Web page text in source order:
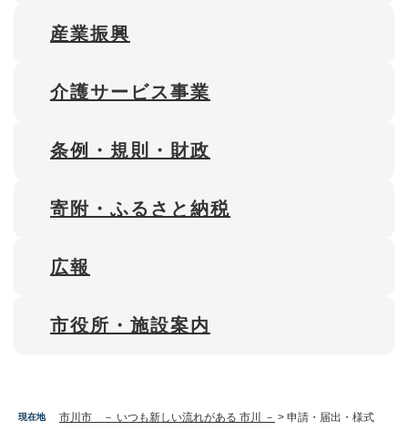
現在地 市川市 － いつも新しい流れがある 市川 － > 申請・届出・様式
産業振興
介護サービス事業
条例・規則・財政
寄附・ふるさと納税
広報
市役所・施設案内